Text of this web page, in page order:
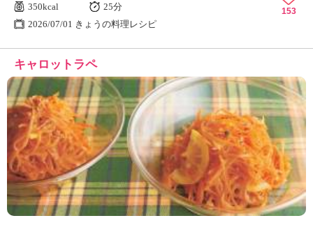
350kcal
25分
2026/07/01 きょうの料理レシピ
153
キャロットラペ